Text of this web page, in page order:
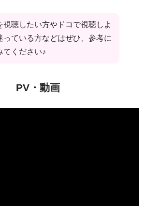
視聴したい方やドコで視聴しよ
っている方などはぜひ、参考に
てください♪
PV・動画